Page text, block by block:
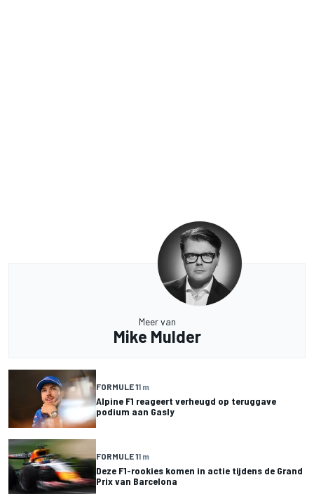
Meer van
Mike Mulder
FORMULE 11 m
Alpine F1 reageert verheugd op teruggave
podium aan Gasly
FORMULE 11 m
Deze F1-rookies komen in actie tijdens de Grand
Prix van Barcelona